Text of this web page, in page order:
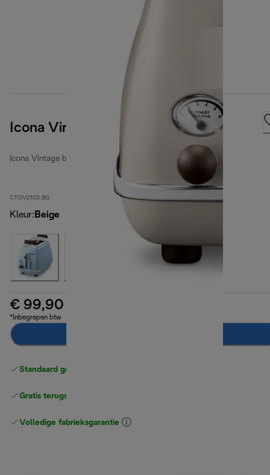
Icona Vintage
Icona Vintage broodroosters
CTOV2103.BG
Kleur: Beige
€ 99,90
*Inbegrepen btw
Standaard gratis verzending
Gratis terugsturen
Volledige fabrieksgarantie